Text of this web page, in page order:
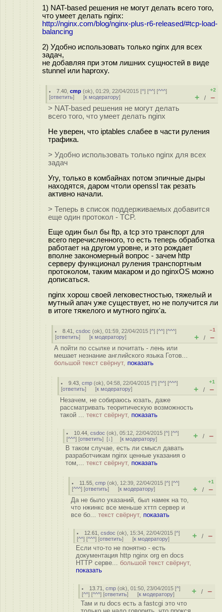
1) NAT-based решения не могут делать всего того,
что умеет делать nginx:
http://nginx.com/blog/nginx-plus-r6-released/#tcp-load-
balancing
2) Удобно использовать только nginx для всех
задач,
не добавляя при этом лишних сущностей в виде
stunnel или haproxy.
7.40 ,cmp (ok), 01:29, 22/04/2015 [^] [^^] [^^^]
[ответить] [к модератору]
+2
+ / –
> NAT-based решения не могут делать
всего того, что умеет делать nginx
Не уверен, что iptables слабее в части руления
трафика.
> Удобно использовать только nginx для всех
задач
Угу, только в комбайнах потом эпичные дыры
находятся, даром чтоли openssl так резать
активно начали.
> Теперь в список поддерживаемых добавится
еще один протокол - TCP.
Еще один был бы ftp, а tcp это транспорт для
всего перечисленного, то есть теперь обработка
работает на другом уровне, и это рождает
вполне закономерный вопрос - зачем http
серверу функционал руления транспортным
протоколом, таким макаром и до nginxOS можно
дописаться.
nginx хорош своей легковестностью, тяжелый и
мутный апач уже существует, но не получится ли
в итоге тяжелого и мутного nginx'a.
8.41 ,csdoc (ok), 01:59, 22/04/2015 [^] [^^] [^^^]
[ответить] [к модератору]
–1
+ / –
А пойти по ссылке и почитать - лень или
мешает незнание английского языка Готов...
большой текст свёрнут, показать
9.43 ,cmp (ok), 04:58, 22/04/2015 [^] [^^] [^^^]
[ответить] [к модератору]
+1
+ / –
Незачем, не собираюсь юзать, даже
рассматривать теоритическую возможность
такой ... текст свёрнут, показать
10.44 ,csdoc (ok), 05:12, 22/04/2015 [^] [^^]
[^^^] [ответить] [↓] [к модератору] + / –
В таком случае, есть ли смысл давать
разработчикам nginx ценные указания о
том,... текст свёрнут, показать
11.55 ,cmp (ok), 12:39, 22/04/2015 [^] [^^]
[^^^] [ответить] [к модератору]
+1
+ / –
Да не было указаний, был намек на то,
что нжинкс все меньше хттп сервер и
все бо... текст свёрнут, показать
12.61 ,csdoc (ok), 15:34, 22/04/2015 [^]
[^^] [^^^] [ответить] [к модератору] + / –
Если что-то не понятно - есть
документация http nginx org en docs
HTTP серве... большой текст свёрнут,
показать
13.71 ,cmp (ok), 01:50, 23/04/2015 [^]
[^^] [^^^] [ответить] [к модератору] + / –
Там и ru docs есть а fastcgi это что